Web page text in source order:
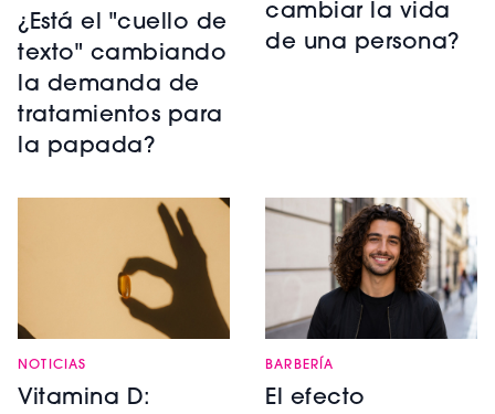
¿Está el "cuello de
texto" cambiando
la demanda de
tratamientos para
la papada?
cambiar la vida
de una persona?
NOTICIAS
Vitamina D:
BARBERÍA
El efecto